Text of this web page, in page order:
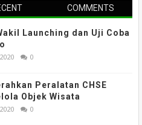
COMMENTS
Launching dan Uji Coba
0
Peralatan CHSE
Objek Wisata
0